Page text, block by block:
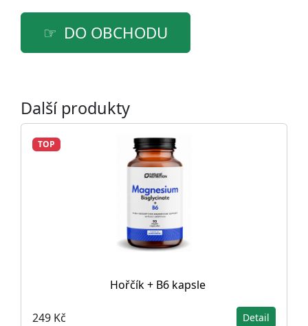
DO OBCHODU
Další produkty
TOP
Hořčík + B6 kapsle
249 Kč Detail